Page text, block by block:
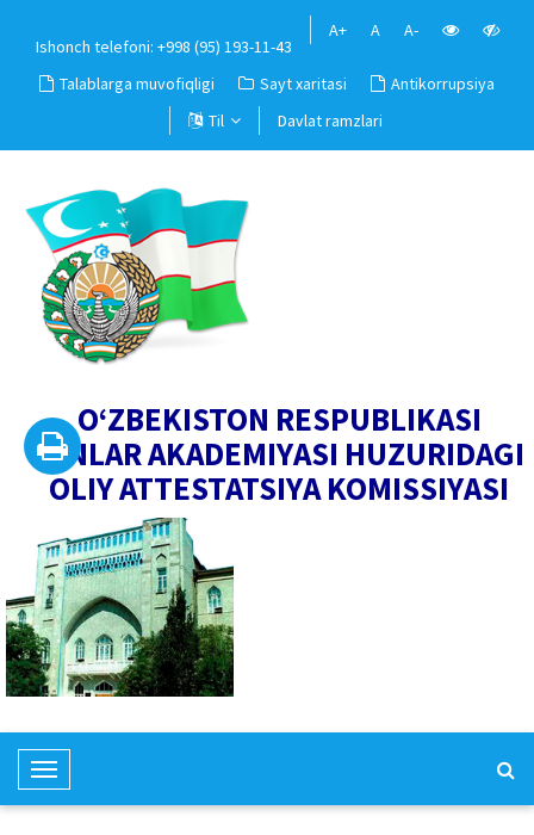
Ishonch telefoni: +998 (95) 193-11-43
A+ A A-
Talablarga muvofiqligi Sayt xaritasi
Antikorrupsiya
Til
Davlat ramzlari
O‘ZBEKISTON RESPUBLIKASI
FANLAR AKADEMIYASI HUZURIDAGI
OLIY ATTESTATSIYA KOMISSIYASI
T
o